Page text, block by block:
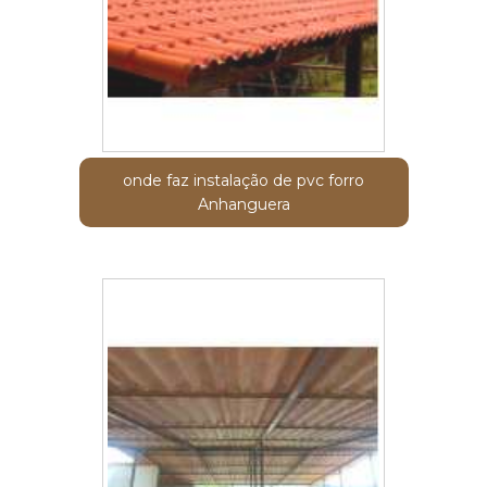
onde faz instalação de pvc forro
Anhanguera